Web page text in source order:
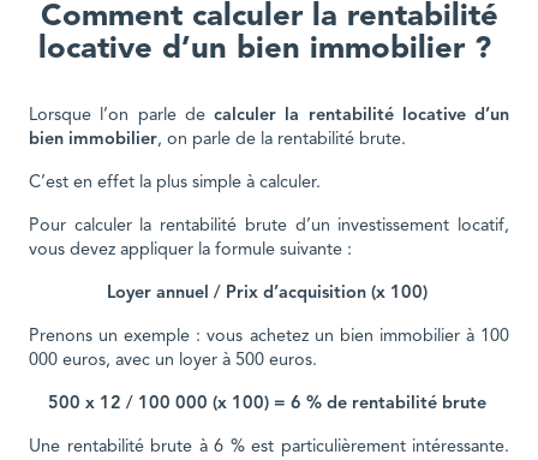
Comment calculer la rentabilité
locative d’un bien immobilier ?
Lorsque l’on parle de calculer la rentabilité locative d’un
bien immobilier, on parle de la rentabilité brute.
C’est en effet la plus simple à calculer.
Pour calculer la rentabilité brute d’un investissement locatif,
vous devez appliquer la formule suivante :
Loyer annuel / Prix d’acquisition (x 100)
Prenons un exemple : vous achetez un bien immobilier à 100
000 euros, avec un loyer à 500 euros.
500 x 12 / 100 000 (x 100) = 6 % de rentabilité brute
Une rentabilité brute à 6 % est particulièrement intéressante.